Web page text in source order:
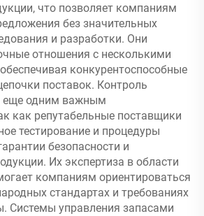
что позволяет компаниям
без значительных
и разработки. Они
отношения с несколькими
конкурентоспособные
поставок. Контроль
еще одним важным
как репутабельные поставщики
тестирование и процедуры
безопасности и
Их экспертиза в области
компаниям ориентироваться
стандартах и требованиях
Системы управления запасами